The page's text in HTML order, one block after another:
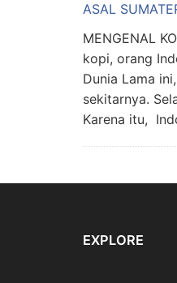
MENGENAL
kopi, orang
Dunia Lama
sekitarnya.
Karena itu,
EXPLORE